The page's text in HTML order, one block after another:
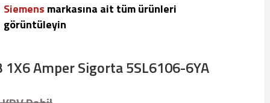
Siemens markasına ait tüm ürünleri
görüntüleyin
Amper Sigorta 5SL6106-6YA